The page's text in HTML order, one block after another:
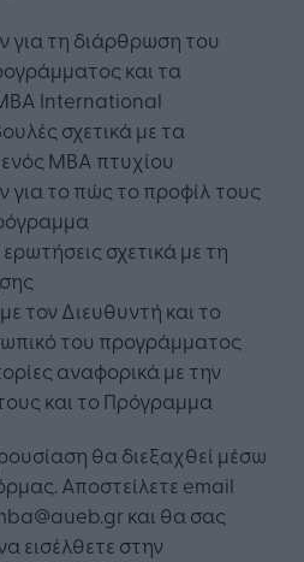
για τη διάρθρωση του
και τα
International
σχετικά με τα
MBA πτυχίου
το πώς το προφίλ τους
σχετικά με τη
τον Διευθυντή και το
του προγράμματος
αναφορικά με την
και το Πρόγραμμα
θα διεξαχθεί μέσω
Αποστείλετε email
και θα σας
εισέλθετε στην